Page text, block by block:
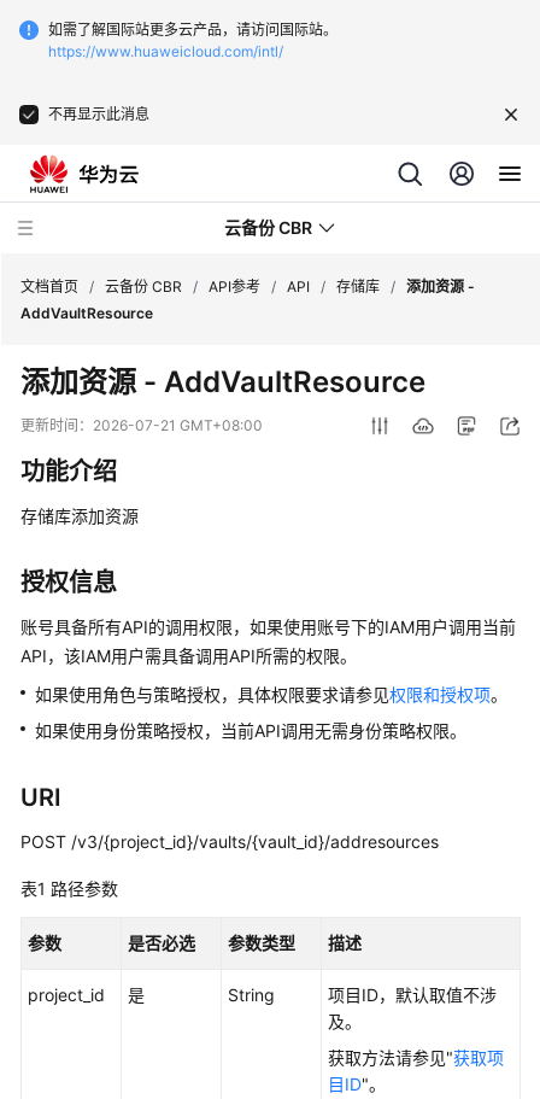
如需了解国际站更多云产品，请访问国际站。
https://www.huaweicloud.com/intl/
不再显示此消息
云备份 CBR
最
新
动
务
告
产
品
介
费
明
快
速
入
文档首页 / 云备份 CBR / API参考 / API / 存储库 / 添加资源 -
AddVaultResource
添加资源 - AddVaultResource
更新时间： 2026-07-21 GMT+08:00
功能介绍
存储库添加资源
授权信息
账号具备所有API的调用权限，如果使用账号下的IAM用户调用当前
API，该IAM用户需具备调用API所需的权限。
如果使用角色与策略授权，具体权限要求请参见权限和授权项。
如果使用身份策略授权，当前API调用无需身份策略权限。
URI
POST /v3/{project_id}/vaults/{vault_id}/addresources
表1 路径参数
参数 是否必选 参数类型 描述
project_id 是 String
项目ID，默认取值不涉
及。
获取方法请参见"获取项
目ID"。